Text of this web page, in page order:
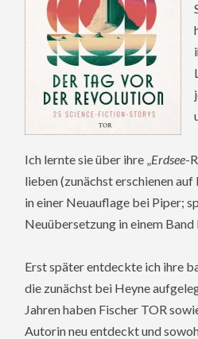
Ich lernte sie über ihre „ Erdsee-
lieben (zunächst erschienen
in einer Neuauflage bei Piper;
Neuübersetzung in einem Band
Erst später entdeckte ich ihre
die zunächst bei Heyne
Jahren haben Fischer TOR
Autorin neu entdeckt und